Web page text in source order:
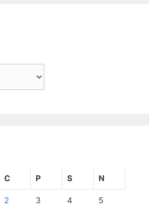
C P S N
2 3 4 5